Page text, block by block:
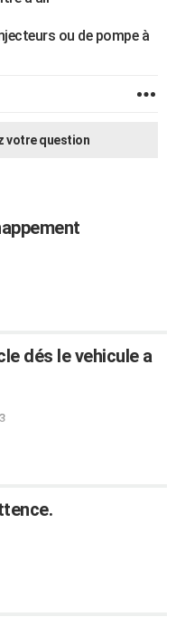
ou de pompe à
votre question
dés le vehicule a